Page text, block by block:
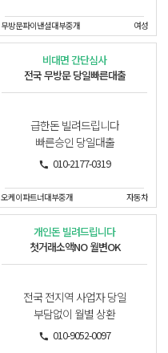
무방문파이낸셜대부중개 여성
비대면 간단심사
전국 무방문 당일빠른대출
급한돈 빌려드립니다
빠른승인 당일대출
010-2177-0319
오케이파트너대부중개 자동차
개인돈 빌려드립니다
첫거래소액NO 월변OK
전국 전지역 사업자 당일
부담없이 월별 상환
010-9052-0097